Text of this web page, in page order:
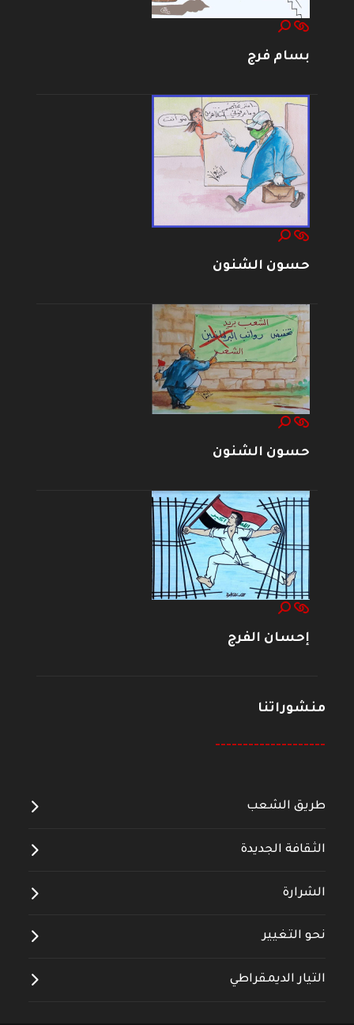
بسام فرج
حسون الشنون
حسون الشنون
إحسان الفرج
منشوراتنا
--------------------
طريق الشعب
الثقافة الجديدة
الشرارة
نحو التغيير
التيار الديمقراطي